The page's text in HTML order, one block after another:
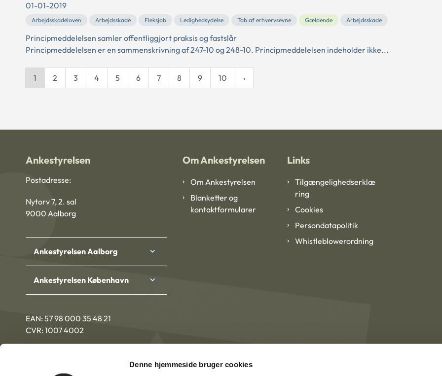
Denne hjemmeside bruger cookies
01-01-2019
Arbejdsskadeloven Arbejdsskade Fleksjob Ledighedsydelse Tab af erhvervsevne Gældende Arbejdsskade
Principmeddelelsen samler offentliggjort praksis og fastslår
Principmeddelelsen er en sammenskrivning af 247-10 og 248-10. Principmeddelelsen indeholder ikke...
1 2 3 4 5 6 7 8 9 10
Ankestyrelsen
Postadresse:
Nytorv 7, 2. sal
9000 Aalborg
Ankestyrelsen Aalborg
Ankestyrelsen København
EAN: 57 98 000 35 48 21
CVR: 1007 4002
Om Ankestyrelsen
Om Ankestyrelsen
Blanketter og
kontaktformularer
Links
Tilgængelighedserklæ
ring
Cookies
Persondatapolitik
Whistleblowerordning